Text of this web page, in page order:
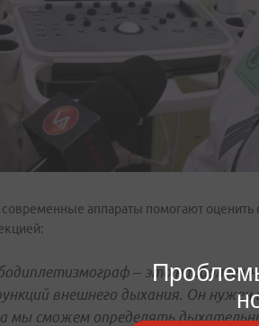
аппараты помогают оценить
– это наиболее
внешнего дыхания. Он
мы сможем определять